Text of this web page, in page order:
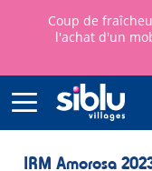
Coup de
l'achat d'un
IRM Amorosa